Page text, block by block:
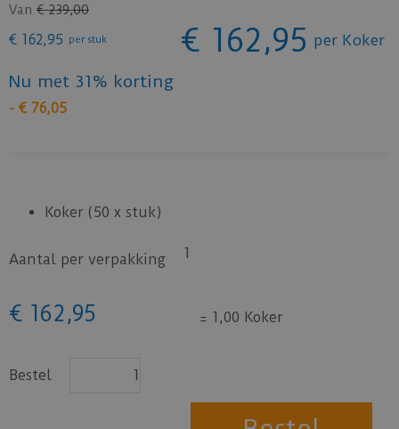
Van € 239,00
€ 162,95 per stuk € 162,95 per Koker
Nu met 31% korting
- € 76,05
Koker (50 x stuk)
Aantal per verpakking 1
€ 162 ,95 = 1,00 Koker
Bestel